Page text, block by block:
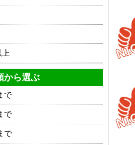
上
から選ぶ
で
で
で